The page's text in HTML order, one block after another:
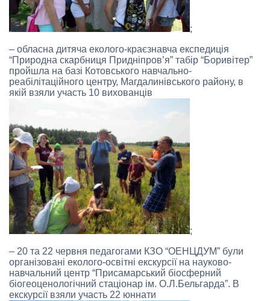
;
– обласна дитяча еколого-краєзнавча експедиція
“Природна скарбниця Придніпров’я” табір “Боривітер”
пройшла на базі Котовського навчально-
реабілітаційного центру, Магдалинівського району, в
якій взяли участь 10 вихованців
;
– 20 та 22 червня педагогами КЗО “ОЕНЦДУМ” були
організовані еколого-освітні екскурсії на науково-
навчальний центр “Присамарський біосферний
біогеоценологічний стаціонар ім. О.Л.Бельгарда”. В
екскурсії взяли участь 22 юннати